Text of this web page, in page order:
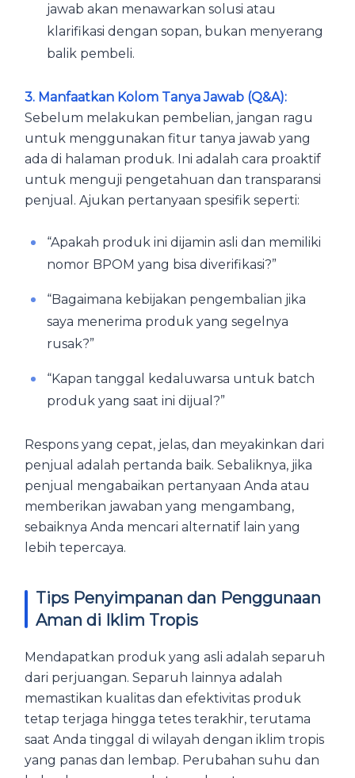
jawab akan menawarkan solusi atau
klarifikasi dengan sopan, bukan menyerang
balik pembeli.
3. Manfaatkan Kolom Tanya Jawab (Q&A):
Sebelum melakukan pembelian, jangan ragu
untuk menggunakan fitur tanya jawab yang
ada di halaman produk. Ini adalah cara proaktif
untuk menguji pengetahuan dan transparansi
penjual. Ajukan pertanyaan spesifik seperti:
“Apakah produk ini dijamin asli dan memiliki
nomor BPOM yang bisa diverifikasi?”
“Bagaimana kebijakan pengembalian jika
saya menerima produk yang segelnya
rusak?”
“Kapan tanggal kedaluwarsa untuk batch
produk yang saat ini dijual?”
Respons yang cepat, jelas, dan meyakinkan dari
penjual adalah pertanda baik. Sebaliknya, jika
penjual mengabaikan pertanyaan Anda atau
memberikan jawaban yang mengambang,
sebaiknya Anda mencari alternatif lain yang
lebih tepercaya.
Tips Penyimpanan dan Penggunaan
Aman di Iklim Tropis
Mendapatkan produk yang asli adalah separuh
dari perjuangan. Separuh lainnya adalah
memastikan kualitas dan efektivitas produk
tetap terjaga hingga tetes terakhir, terutama
saat Anda tinggal di wilayah dengan iklim tropis
yang panas dan lembap. Perubahan suhu dan